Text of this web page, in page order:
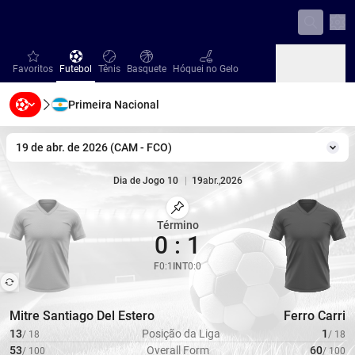
favorites
Favoritos Futebol
Futebol Tênis
Tênis Basquete
Basquete Hóquei no Gelo
Hóquei no Gelo
Beisebol
Beisebol Handebol
Handebol Vôlei
Primeira Nacional
19 de abr. de 2026 (CAM- FCO)
Dia de Jogo 10 19abr.,2026
Mitre Santiago Del Estero Ferro Carri
Marcar Partida
Término
0 : 1
F0:1 INT0:0
13/ 18 Posição da Liga 1/ 18
53/ 100 Overall Form 60/ 100